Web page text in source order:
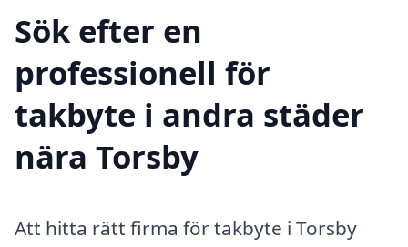
Sök efter en
professionell för
takbyte i andra städer
nära Torsby
Att hitta rätt firma för takbyte i Torsby